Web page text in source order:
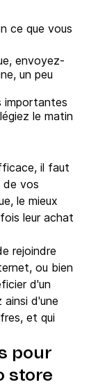
ce que vous
envoyez-
un peu
importantes
le matin
il faut
de vos
le mieux
leur achat
rejoindre
ou bien
d'un
d'une
et qui
pour
store